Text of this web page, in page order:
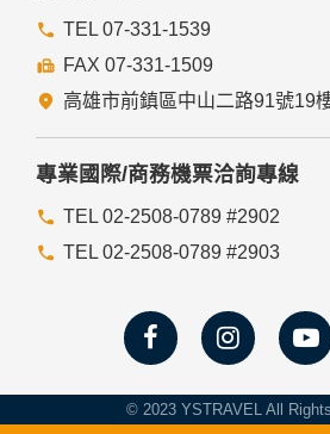
款將刊登於網站上。
TEL 07-331-1539
FAX 07-331-1509
高雄市前鎮區中山二路91號19
專業國際/商務機票洽詢專線
TEL 02-2508-0789 #2902
TEL 02-2508-0789 #2903
© 2023 YSTRAVEL All